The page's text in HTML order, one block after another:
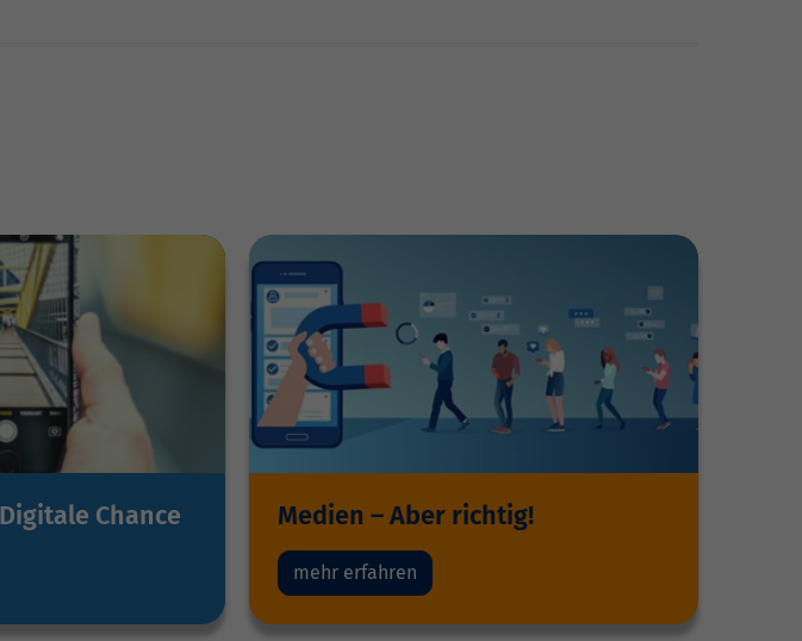
Chance Medien – Aber richtig!
mehr erfahren